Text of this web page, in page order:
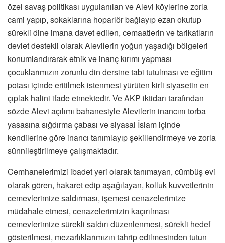
özel savaş politikası uygulanılan ve Alevi köylerine zorla
cami yapıp, sokaklarına hoparlör bağlayıp ezan okutup
sürekli dine imana davet edilen, cemaatlerin ve tarikatların
devlet destekli olarak Alevilerin yoğun yaşadığı bölgeleri
konumlandırarak etnik ve inanç kırımı yapması
çocuklarımızın zorunlu din dersine tabi tutulması ve eğitim
potası içinde eritilmek istenmesi yürüten kirli siyasetin en
çıplak halini ifade etmektedir. Ve AKP iktidarı tarafından
sözde Alevi açılımı bahanesiyle Alevilerin inancını torba
yasasına sığdırma çabası ve siyasal İslam içinde
kendilerine göre inancı tanımlayıp şekillendirmeye ve zorla
sünnileştirilmeye çalışmaktadır.
Cemhanelerimizi ibadet yeri olarak tanımayan, cümbüş evi
olarak gören, hakaret edip aşağılayan, kolluk kuvvetlerinin
cemevlerimize saldırması, işemesi cenazelerimize
müdahale etmesi, cenazelerimizin kaçırılması
cemevlerimize sürekli saldırı düzenlenmesi, sürekli hedef
gösterilmesi, mezarlıklarımızın tahrip edilmesinden tutun